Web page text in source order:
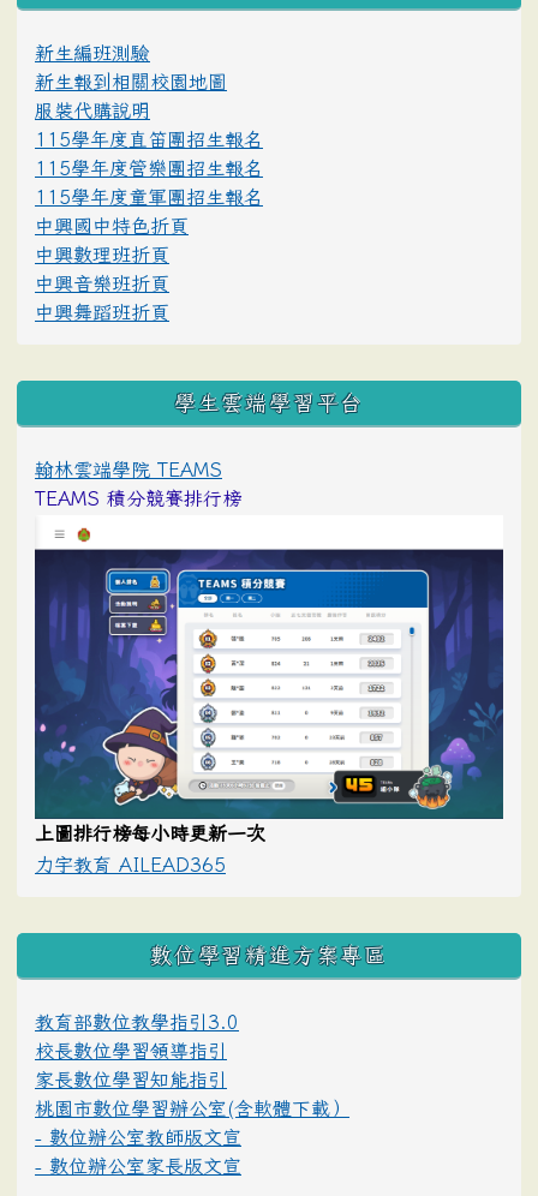
新生編班測驗
新生報到相關校園地圖
服裝代購說明
115學年度直笛團招生報名
115學年度管樂團招生報名
115學年度童軍團招生報名
中興國中特色折頁
中興數理班折頁
中興音樂班折頁
中興舞蹈班折頁
學生雲端學習平台
翰林雲端學院 TEAMS
TEAMS 積分競賽排行榜
上圖排行榜每小時更新一次
力宇教育 AILEAD365
數位學習精進方案專區
教育部數位教學指引3.0
校長數位學習領導指引
家長數位學習知能指引
桃園市數位學習辦公室(含軟體下載）
- 數位辦公室教師版文宣
- 數位辦公室家長版文宣